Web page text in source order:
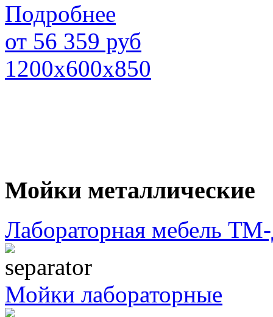
Подробнее
от 56 359 руб
1200х600х850
Мойки металлические
Лабораторная мебель
Мойки лабораторные